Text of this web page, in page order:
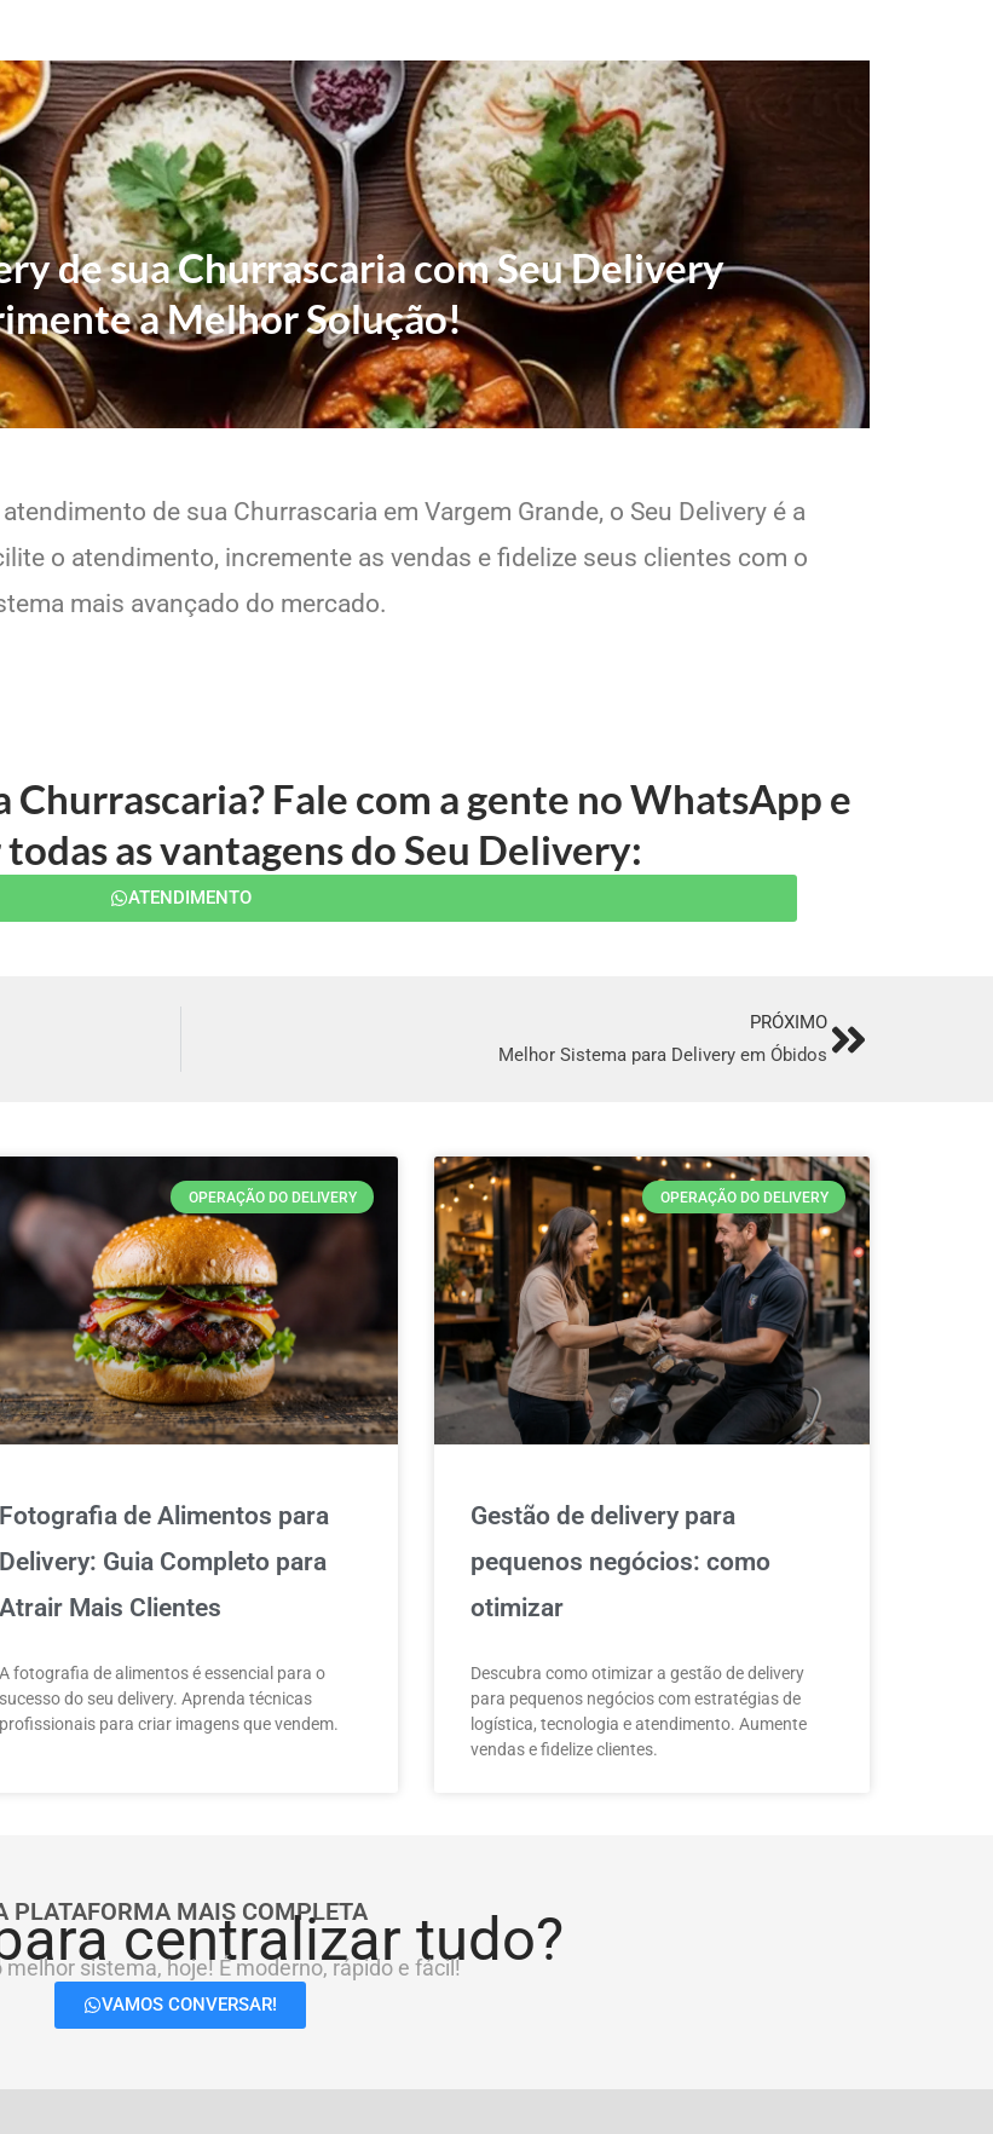
de sua Churrascaria com Seu Delivery
a Melhor Solução!
de sua Churrascaria em Vargem Grande, o Seu Delivery é a
o atendimento, incremente as vendas e fidelize seus clientes com o
mais avançado do mercado.
Fale com a gente no WhatsApp e
as vantagens do Seu Delivery:
ATENDIMENTO
PRÓXIMO
Melhor Sistema para Delivery em Óbidos Next
OPERAÇÃO DO DELIVERY
Fotografia de Alimentos para
Delivery: Guia Completo para
Atrair Mais Clientes
A fotografia de alimentos é essencial para o
sucesso do seu delivery. Aprenda técnicas
profissionais para criar imagens que vendem.
OPERAÇÃO DO DELIVERY
Gestão de delivery para
pequenos negócios: como
otimizar
Descubra como otimizar a gestão de delivery
para pequenos negócios com estratégias de
logística, tecnologia e atendimento. Aumente
vendas e fidelize clientes.
PLATAFORMA MAIS COMPLETA
centralizar tudo?
melhor sistema, hoje! É moderno, rápido e fácil!
VAMOS CONVERSAR!